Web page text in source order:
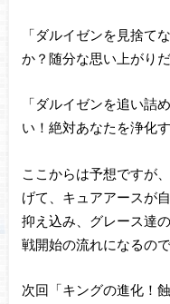
「ダルイゼンを見捨て
か？随分な思い上がりだ
「ダルイゼンを追い詰
い！絶対あなたを浄化
ここからは予想ですが
げて、キュアアースが
抑え込み、グレース達
戦開始の流れになるの
次回「キングの進化！